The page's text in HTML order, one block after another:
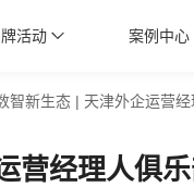
活动 案例中心
智新生态 | 天津外企运营
营经理人俱